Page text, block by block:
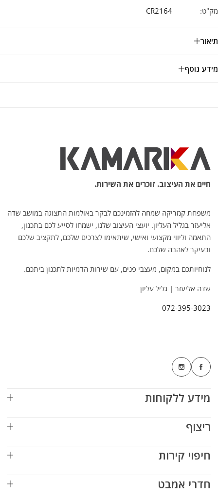
מק"ט: CR2164
תיאור
מידע נוסף
חיים את העיצוב. זוכרים את השירות.
משפחת קמריקה שמחה להזמינכם לבקר באולמות התצוגה במושב שדה
אליעזר בגליל העליון. יועצי העיצוב שלנו, ישמחו לסייע לכם בתכנון,
התאמה וליווי מקצועי ואישי, שיתאימו לצרכים שלכם, לתקציב שלכם
ובעיקר לאהבה שלכם.
לנוחיותכם במקום, מעצבי פנים, עם שירות הדמיות לתכנון ביתכם.
שדה אליעזר | גליל עליון
072-395-3023
מידע ללקוחות
ריצוף
חיפוי קירות
חדרי אמבט